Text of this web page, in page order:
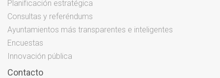
Planificación estratégica
Consultas y referéndums
Ayuntamientos más transparentes e inteligentes
Encuestas
Innovación pública
Contacto